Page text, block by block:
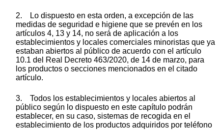
2. Lo dispuesto en esta orden, a excepción de las
medidas de seguridad e higiene que se prevén en los
artículos 4, 13 y 14, no será de aplicación a los
establecimientos y locales comerciales minoristas que ya
estaban abiertos al público de acuerdo con el artículo
10.1 del Real Decreto 463/2020, de 14 de marzo, para
los productos o secciones mencionados en el citado
artículo.
3. Todos los establecimientos y locales abiertos al
público según lo dispuesto en este capítulo podrán
establecer, en su caso, sistemas de recogida en el
establecimiento de los productos adquiridos por teléfono